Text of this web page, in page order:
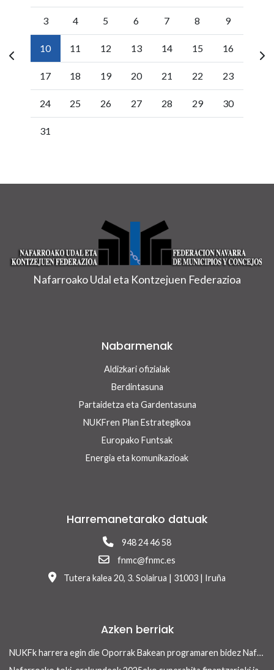
3 4 5 6 7 8 9
10 11 12 13 14 15 16
17 18 19 20 21 22 23
24 25 26 27 28 29 30
31
Nafarroako Udal eta Kontzejuen Federazioa
Nabarmenak
Aldizkari ofizialak
Berdintasuna
Partaidetza eta Gardentasuna
NUKFren Plan Estrategikoa
Europako Funtsak
Energia eta komunikazioak
Harremanetarako datuak
948 24 46 58
fnmc@fnmc.es
Tutera kalea 20, 3. Solairua | 31003 | Iruña
Azken berriak
NUKFk harrera egin die Oporrak Bakean programaren bidez Nafarroara uda igarotzera etorritako saharar haurrei